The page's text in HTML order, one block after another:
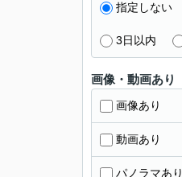
指定しない
3日以内
画像・動画あり
画像あり
動画あり
パノラマあり